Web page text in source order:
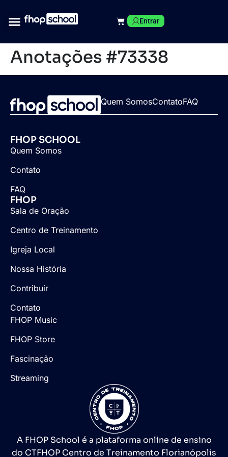
Entrar
Anotações #73338
Quem SomosContatoFAQ
FHOP SCHOOL
Quem Somos
Contato
FAQ
FHOP
Sala de Oração
Centro de Treinamento
Igreja Local
Nossa História
Contribuir
Contato
FHOP Music
FHOP Store
Fascinação
Streaming
A FHOP School é a plataforma online de ensino
do CTFHOP Centro de Treinamento Florianópolis